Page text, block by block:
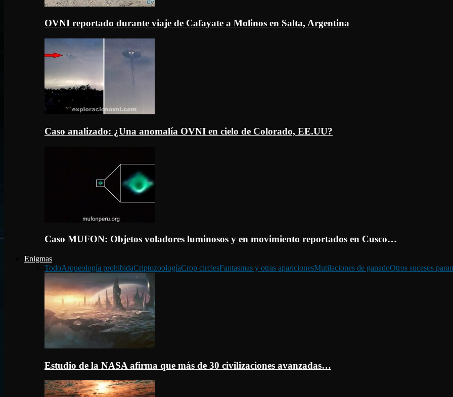
OVNI reportado durante viaje de Cafayate a Molinos en Salta, Argentina
Caso analizado: ¿Una anomalía OVNI en cielo de Colorado, EE.UU?
Caso MUFON: Objetos voladores luminosos y en movimiento reportados en Cusco…
Enigmas
TodoArqueología prohibidaCriptozoologíaCrop circlesFantasmas y otras aparicionesMutilaciones de ganadoOtros sucesos
Estudio de la NASA afirma que más de 30 civilizaciones avanzadas…